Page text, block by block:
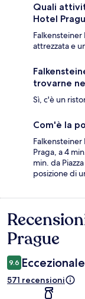
Quali
Hotel
attrezzata e
trovarne
Sì, c'è un
Com'è la
Praga, a 4
min. da
posizione di
Recensioni
Prague
9.6 Eccezionale
571 recensioni